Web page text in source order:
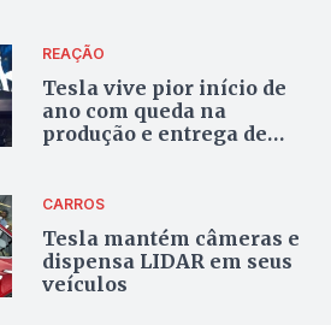
REAÇÃO
Tesla vive pior início de
ano com queda na
produção e entrega de
CARROS
Tesla mantém câmeras e
dispensa LIDAR em seus
veículos